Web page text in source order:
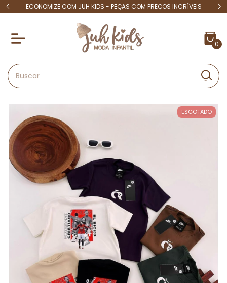
15 ECONOMIZE COM JUH KIDS - PEÇAS COM PREÇOS INCRÍVEIS 4X
0
ESGOTADO